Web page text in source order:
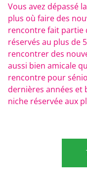
Vous avez dépassé
plus où faire des
rencontre fait partie
réservés au plus de
rencontrer des
aussi bien amicale
rencontre pour
dernières années et
niche réservée aux